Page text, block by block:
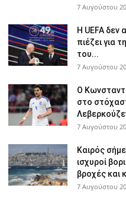
7 Αυγούστου
Η UEFA δεν
πιέζει για
του...
7 Αυγούστου
Ο
στο
7 Αυγούστου
Καιρός
ισχυροί
βροχές και
7 Αυγούστου